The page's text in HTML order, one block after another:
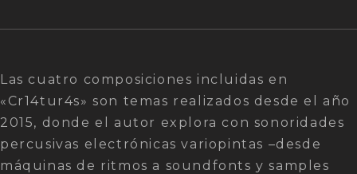
Las cuatro composiciones incluidas en
«Cr14tur4s» son temas realizados desde el año
2015, donde el autor explora con sonoridades
percusivas electrónicas variopintas –desde
máquinas de ritmos a soundfonts y samples